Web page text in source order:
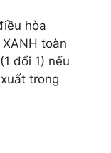
hòa
toàn
đổi 1) nếu
trong